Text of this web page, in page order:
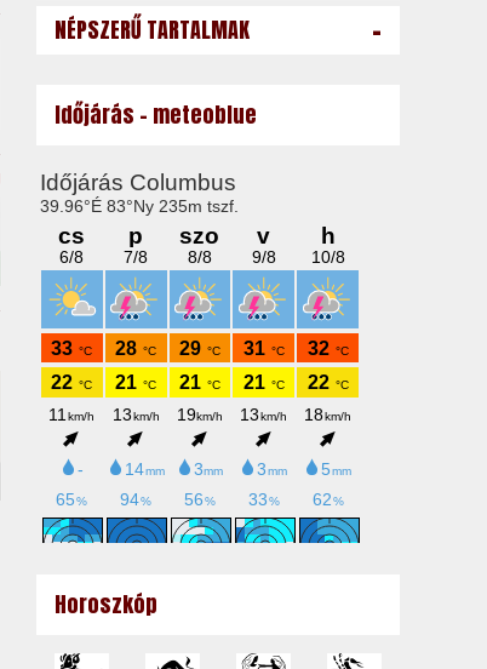
NÉPSZERŰ TARTALMAK -
Időjárás - meteoblue
Horoszkóp